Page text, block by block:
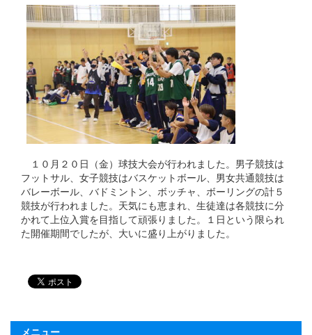
１０月２０日（金）球技大会が行われました。男子競技は
フットサル、女子競技はバスケットボール、男女共通競技は
バレーボール、バドミントン、ボッチャ、ボーリングの計５
競技が行われました。天気にも恵まれ、生徒達は各競技に分
かれて上位入賞を目指して頑張りました。１日という限られ
た開催期間でしたが、大いに盛り上がりました。
メニュー